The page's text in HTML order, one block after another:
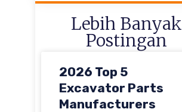
Lebih Banyak
Postingan
2026 Top 5
Excavator Parts
Manufacturers